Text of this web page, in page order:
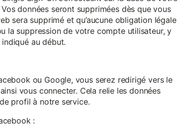
données seront supprimées dès que vous
sera supprimé et qu’aucune obligation légale
la suppression de votre compte utilisateur, y
au début.
ou Google, vous serez redirigé vers le
vous connecter. Cela relie les données
profil à notre service.
: